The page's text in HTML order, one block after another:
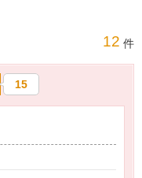
12 件
15